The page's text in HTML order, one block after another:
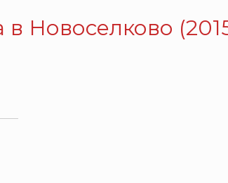
Новоселково